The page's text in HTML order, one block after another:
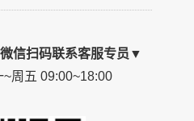
信扫码联系客服专员 ▼
周五 09:00~18:00